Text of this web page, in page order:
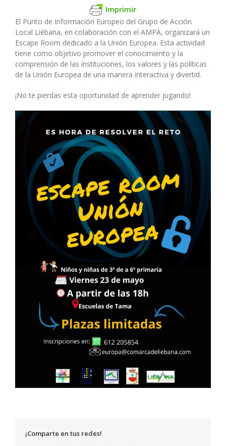
Imprimir
El Punto de Información Europeo del Grupo de Acción
Local Liébana, en colaboración con el AMPA, organizará un
Escape Room dedicado a la Unión Europea. Esta actividad
tiene como objetivo promover el conocimiento y la
comprensión de las instituciones, los valores y las políticas
de la Unión Europea de una manera interactiva y divertid.
¡No te pierdas esta oportunidad de aprender jugando!
¡Comparte en tus redes!